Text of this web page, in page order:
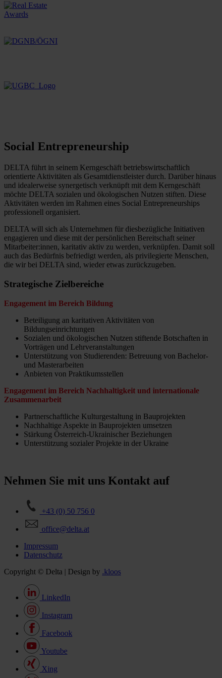
Social Entrepreneurship
DELTA führt in seinem Kerngeschäft betriebswirtschaftlich
orientierte Aktivitäten als Gesamtdienstleister durch. Darüber hinaus
und idealerweise synergetisch verknüpft mit dem Kerngeschäft
möchte DELTA sozialen und ökologischen Nutzen stiften. Diese
Aktivitäten werden im Rahmen eines Social Entrepreneurships
professionell organisiert.
DELTA will sich als Unternehmen für diesbezügliche Initiativen
engagieren und diese mit der persönlichen Bereitschaft seiner
Mitarbeiter:innen, karitativ aktiv zu werden, verknüpfen. Damit soll
auch das Bedürfnis befriedigt werden, als privilegierte Menschen,
die wir bei DELTA sind, wieder etwas zurückzugeben.
Strategische Zielbereiche
Engagement im Bereich Bildung
Beteiligung an karitativen Aktivitäten von
Bildungseinrichtungen
Sozialen und ökologischen Nutzen stiftende Botschaften in
Vorträgen und Lehrveranstaltungen
Unterstützung von Studierenden: Betreuung von Bachelor-
und Masterarbeiten
Anbieten von Praktikumsstellen
Engagement im Bereich Nachhaltigkeit und internationale
Zusammenarbeit
Partnerschaftliche Kulturgestaltung in Bauprojekten
Nachhaltige Aspekte in Bauprojekten umsetzen
Stärkung Österreich-Ukrainischer Beziehungen
Unterstützung sozialer Projekte in der Ukraine
Nehmen Sie mit uns Kontakt auf
+43 (0) 50 756 0
office@delta.at
Impressum
Datenschutz
Copyright © Delta | Design by .kloos
LinkedIn
Instagram
Facebook
Youtube
Xing